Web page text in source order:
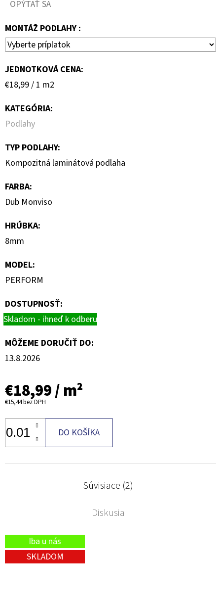
OPÝTAŤ SA
MONTÁŽ PODLAHY :
JEDNOTKOVÁ CENA:
Jednotková
€18,99 / 1 m2
KATEGÓRIA:
Podlahy
TYP PODLAHY:
Kompozitná laminátová podlaha
FARBA:
Dub Monviso
HRÚBKA:
8mm
MODEL:
PERFORM
DOSTUPNOSŤ:
Skladom - ihneď k odberu
MÔŽEME DORUČIŤ DO:
13.8.2026
€18,99/ m²
€15,44bez DPH
DO KOŠÍKA
Súvisiace (2)
Diskusia
Iba u nás
SKLADOM